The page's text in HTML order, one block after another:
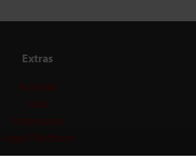
Extras
Kontakt
Jobs
Impressum
Legal Plattform